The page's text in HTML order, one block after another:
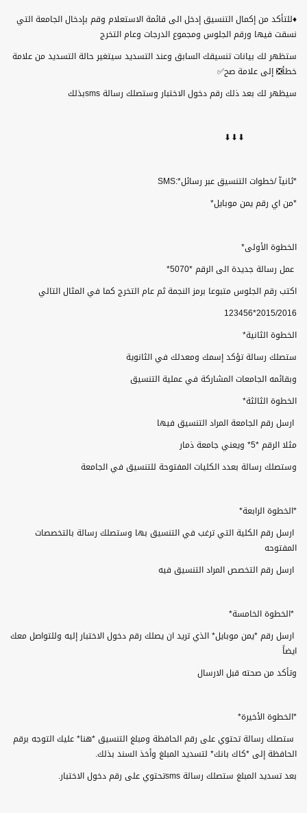
♦للتأكد من إكمال التنسيق إدخل الى قائمة الاستعلام وقم بإدخال الجامعة التي
نسقت فيها ورقم الجلوس ومجموع الدرجات وعام التخرج
ستظهر لك بيانات تنسيقك السابق وعند التسديد سيتغير حالة التسديد من علامة
خطأ❎ إلى علامة صح✅
سيظهر لك بعد ذلك رقم دخول الاختبار وستصلك رسالةsmsبذلك
⬇⬇⬇
*ثانيآ /خطوات التنسيق عبر رسائلSMS:*
*من اي رقم يمن موبايل*
الخطوة الأولى*
عمل رسالة جديدة الى الرقم *5070
*
اكتب رقم الجلوس متبوعا برمز النجمة ثم عام التخرج كما في المثال التالي
123456*2015/2016
الخطوة الثانية*
ستصلك رسالة تؤكد إسمك ومعدلك في الثانوية
وبقائمه الجامعات المشاركة في عملية التنسيق
الخطوة الثالثة*
ارسل رقم الجامعة المراد التنسيق فيها
مثلا الرقم *5* ويعني جامعة ذمار
وستصلك رسالة بعدد الكليات المفتوحة للتنسيق في الجامعة
*الخطوة الرابعة*
ارسل رقم الكلية التي ترغب في التنسيق بها وستصلك رسالة بالتخصصات
المفتوحه
ارسل رقم التخصص المراد التنسيق فيه
*الخطوة الخامسة*
ارسل رقم *يمن موبايل* الذي تريد ان يصلك رقم دخول الاختبار إليه وللتواصل معك
ايضاً
وتأكد من صحته قبل الارسال
*الخطوة الأخيرة*
ستصلك رسالة تحتوي على رقم الحافظة ومبلغ التنسيق *هنا* عليك التوجه برقم
الحافظة إلى *كاك بانك* لتسديد المبلغ وأخذ السند بذلك.
بعد تسديد المبلغ ستصلك رسالةsmsتحتوي على رقم دخول الاختبار.